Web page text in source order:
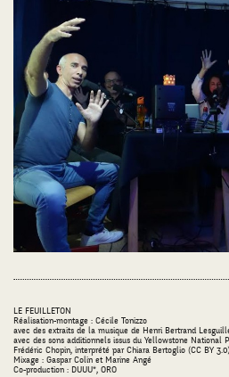
LE FEUILLETON
Réalisation-montage : Cécile Tonizzo
avec des extraits de la musique de Henri Bertrand
avec des sons additionnels issus du Yellowstone National
Frédéric Chopin, interprété par Chiara Bertoglio (CC BY 3.0)
Mixage : Gaspar Colin et Marine Angé
Co-production : DUUU*, ORO